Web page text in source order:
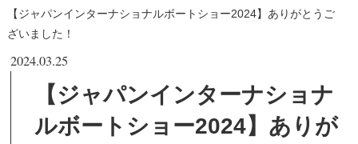
【ジャパンインターナショナルボートショー2024】ありがとうご
ざいました！
2024.03.25
【ジャパンインターナショナ
ルボートショー2024】ありが